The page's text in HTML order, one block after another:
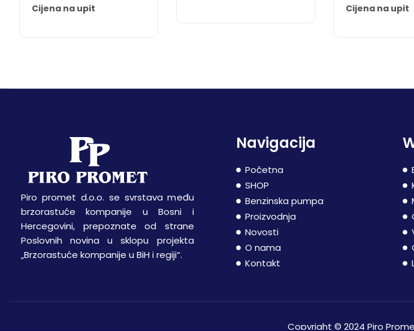
Cijena na upit
Cijena na upit
Piro promet d.o.o. se svrstava među
brzorastuće kompanije u Bosni i
Hercegovini, prepoznate od strane
Poslovnih novina u sklopu projekta
„Brzorastuće kompanije u BiH i regiji“.
Navigacija
Početna
SHOP
Benzinska pumpa
Proizvodnja
Novosti
O nama
Kontakt
Copyright © 2024 Piro